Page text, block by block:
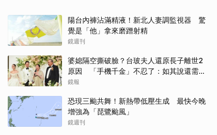
陽台內褲沾滿精液！新北人妻調監視器 驚
覺是「他」拿來磨蹭射精
鏡週刊
婆媳隔空撕破臉？台玻夫人還原長子離世2
原因 「手機千金」不忍了：如其說還需要
離開嗎？
鏡報
恐現三颱共舞！新熱帶低壓生成 最快今晚
增強為「琵鷺颱風」
鏡週刊